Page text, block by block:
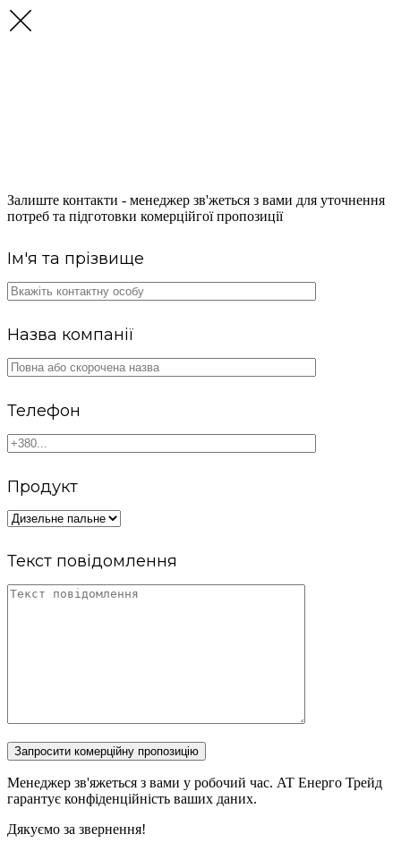
Залиште контакти - менеджер зв'жеться з вами для уточнення
потреб та підготовки комерційгої пропозиції
Ім'я та прізвище
Назва компанії
Телефон
Продукт
Текст повідомлення
Запросити комерційну пропозицію
Менеджер зв'яжеться з вами у робочий час. AT Енерго Трейд
гарантує конфіденційність ваших даних.
Дякуємо за звернення!